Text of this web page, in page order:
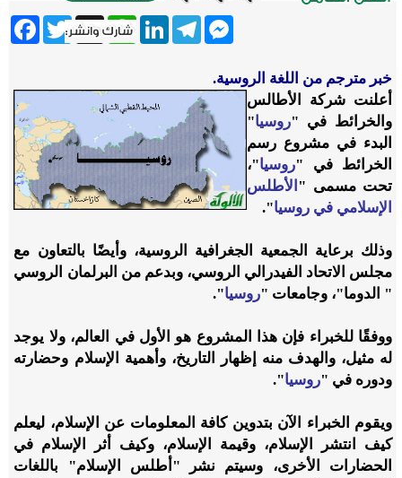
Twitter X
WhatsApp
LinkedInTelegram
Messenger
خبر مترجم من اللغة الروسية.
أعلنت شركة الأطالس
والخرائط في "روسيا"
البدء في مشروع رسم
الخرائط في "روسيا"،
تحت مسمى " الأطلس
الإسلامي في روسيا".
وذلك برعاية الجمعية الجغرافية الروسية، وأيضًا بالتعاون مع
مجلس الاتحاد الفيدرالي الروسي، وبدعم من البرلمان الروسي
" الدوما"، وجامعات "روسيا".
ووفقًا للخبراء فإن هذا المشروع هو الأول في العالم، ولا يوجد
له مثيل، والهدف منه إظهار التاريخ، وأهمية الإسلام وحضارته
ودوره في "روسيا".
ويقوم الخبراء الآن بتدوين كافة المعلومات عن الإسلام، ليعلم
كيف انتشر الإسلام، وقيمة الإسلام، وكيف أثر الإسلام في
الحضارات الأخرى، وسيتم نشر "أطلس الإسلام" باللغات